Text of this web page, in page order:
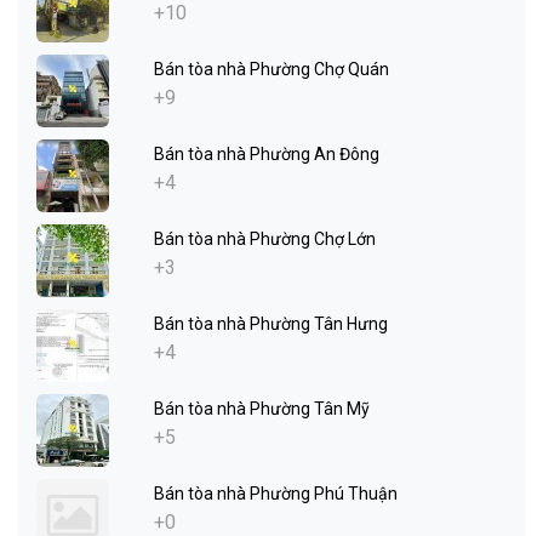
+10
Bán tòa nhà Phường Chợ Quán
+9
Bán tòa nhà Phường An Đông
+4
Bán tòa nhà Phường Chợ Lớn
+3
Bán tòa nhà Phường Tân Hưng
+4
Bán tòa nhà Phường Tân Mỹ
+5
Bán tòa nhà Phường Phú Thuận
+0